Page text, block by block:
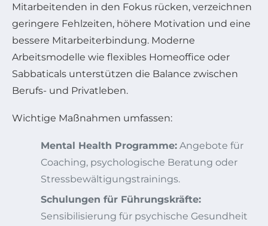
Mitarbeitenden in den Fokus rücken, verzeichnen
geringere Fehlzeiten, höhere Motivation und eine
bessere Mitarbeiterbindung. Moderne
Arbeitsmodelle wie flexibles Homeoffice oder
Sabbaticals unterstützen die Balance zwischen
Berufs- und Privatleben.
Wichtige Maßnahmen umfassen:
Mental Health Programme: Angebote für
Coaching, psychologische Beratung oder
Stressbewältigungstrainings.
Schulungen für Führungskräfte:
Sensibilisierung für psychische Gesundheit